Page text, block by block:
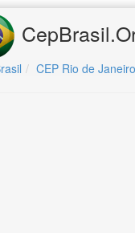
CEP Rio de Janeiro